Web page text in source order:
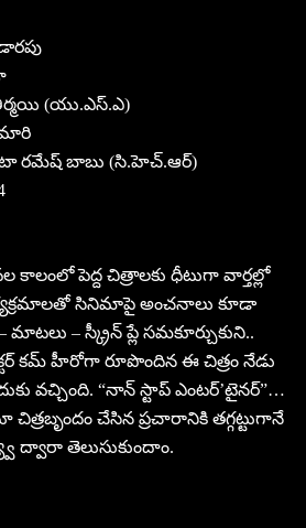
(యు.ఎస్.ఎ)
రమేష్ బాబు (సి.హెచ్.ఆర్)
కాలంలో పెద్ద చిత్రాలకు ధీటుగా వార్తల్లో
సినిమాపై అంచనాలు కూడా
– స్క్రీన్ ప్లే సమకూర్చుకుని..
కమ్ హీరోగా రూపొందిన ఈ చిత్రం నేడు
వచ్చింది. “నాన్ స్టాప్ ఎంటర్’టైనర్”…
చేసిన ప్రచారానికి తగ్గట్టుగానే
ద్వారా తెలుసుకుందాం.